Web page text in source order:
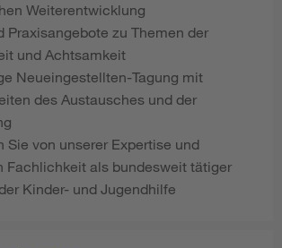
Weiterentwicklung
Praxisangebote zu Themen der
und Achtsamkeit
Neueingestellten-Tagung mit
des Austausches und der
Sie von unserer Expertise und
Fachlichkeit als bundesweit tätiger
Kinder- und Jugendhilfe